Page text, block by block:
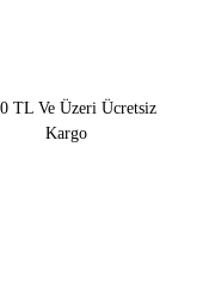
TL Ve Üzeri Ücretsiz
Kargo